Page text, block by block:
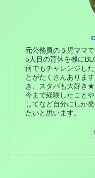
元公務員の５児ママ
5人目の育休を機に
何でもチャレンジし
とがたくさんありま
き、スタバも大好き★
今まで経験したこと
してなど自分にしか
たいと思います。